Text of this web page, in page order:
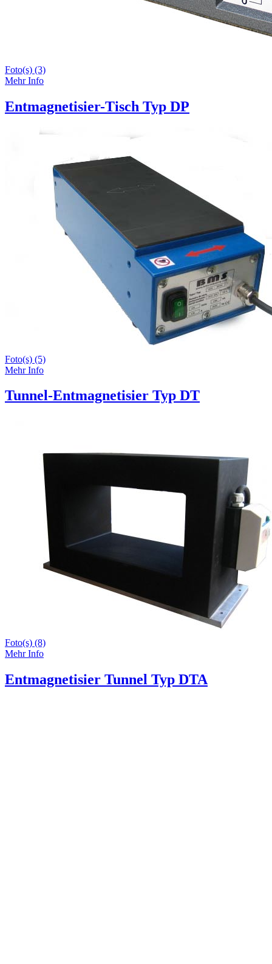
Foto(s) (3)
Mehr Info
Entmagnetisier-Tisch Typ DP
Foto(s) (5)
Mehr Info
Tunnel-Entmagnetisier Typ DT
Foto(s) (8)
Mehr Info
Entmagnetisier Tunnel Typ DTA